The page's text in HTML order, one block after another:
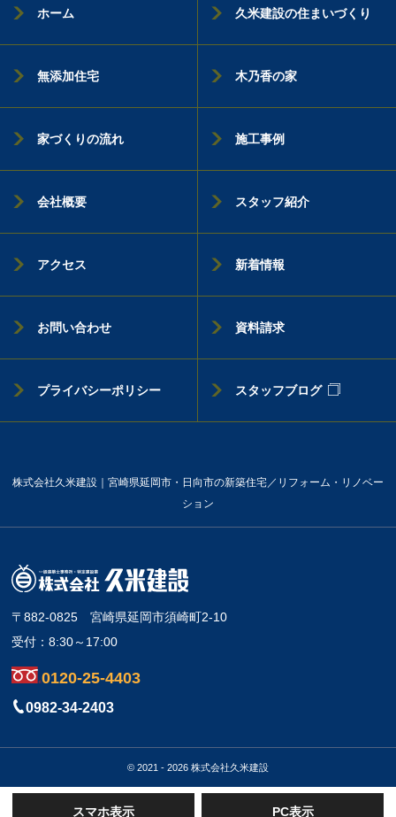
ホーム 久米建設の住まいづくり
無添加住宅 木乃香の家
家づくりの流れ 施工事例
会社概要 スタッフ紹介
アクセス 新着情報
お問い合わせ 資料請求
プライバシーポリシー スタッフブログ
株式会社久米建設｜宮崎県延岡市・日向市の新築住宅／リフォーム・リノベー
ション
〒882-0825
宮崎県延岡市須崎町2-10
受付：8:30～17:00
0120-25-4403
0982-34-2403
© 2021 - 2026 株式会社久米建設
スマホ表示 PC表示